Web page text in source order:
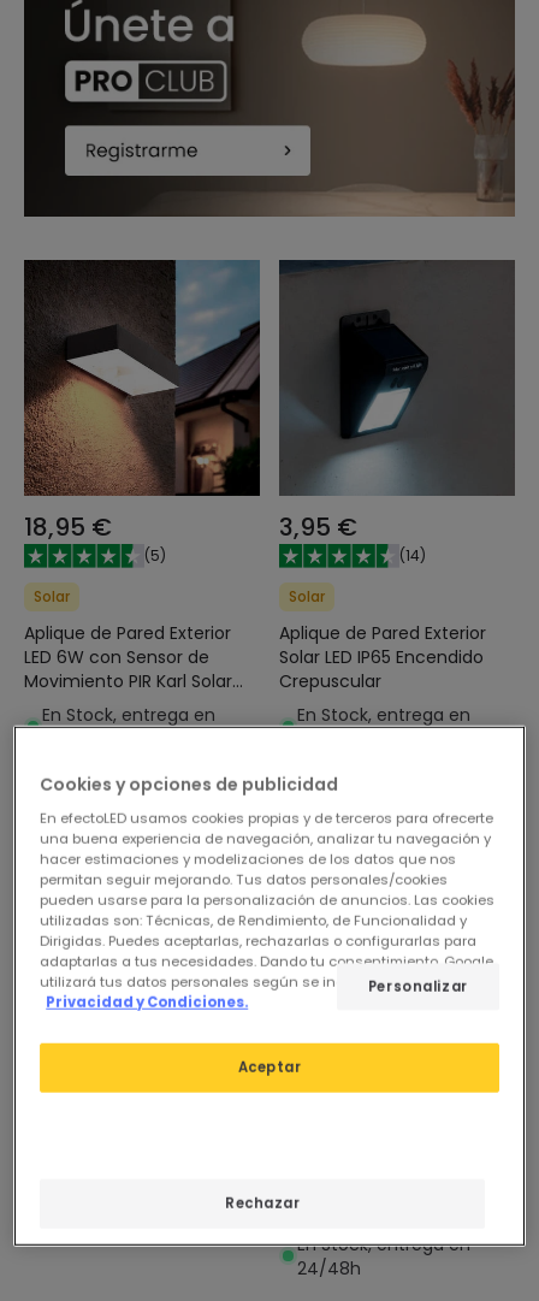
18,95 €
(5)
Solar
Aplique de Pared Exterior
LED 6W con Sensor de
Movimiento PIR Karl Solar
Negro
En Stock, entrega en
3,95 €
(14)
Solar
Aplique de Pared Exterior
Solar LED IP65 Encendido
Crepuscular
En Stock, entrega en
(5)
15,95 €
(1)
Iluminación Doble Cara
En Stock, entrega en
24/48h
Cookies y opciones de publicidad
En efectoLED usamos cookies propias y de terceros para ofrecerte
una buena experiencia de navegación, analizar tu navegación y
hacer estimaciones y modelizaciones de los datos que nos
permitan seguir mejorando. Tus datos personales/cookies
pueden usarse para la personalización de anuncios. Las cookies
utilizadas son: Técnicas, de Rendimiento, de Funcionalidad y
Dirigidas. Puedes aceptarlas, rechazarlas o configurarlas para
adaptarlas a tus necesidades. Dando tu consentimiento, Google
utilizará tus datos personales según se indica en su sitio de
Privacidad y Condiciones.
Rechazar
Aceptar
Personalizar